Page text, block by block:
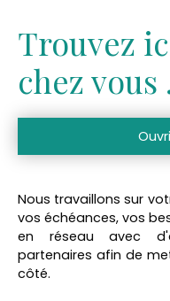
ACHETER
Estimation
Trouvez
chez vous
Maison
Type de bien
Caupenne-
Localisation
Nous travaillons sur
vos échéances, vos
en réseau avec
partenaires afin de
côté.